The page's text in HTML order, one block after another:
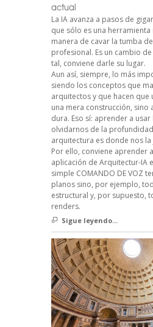
actual
La IA avanza a pasos de
que sólo es una
manera de cavar la tumba
profesional. Es un cambio
tal, conviene darle su lugar.
Aun así, siempre, lo más
siendo los conceptos que
arquitectos y que hacen que
una mera construcción, sino
dura. Eso sí: aprender a usar
olvidarnos de la
arquitectura es donde nos la
Por ello, conviene aprender
aplicación de Arquitectur-IA
simple COMANDO DE VOZ
planos sino, por ejemplo,
estructural y, por supuesto,
renders.
Sigue leyendo...